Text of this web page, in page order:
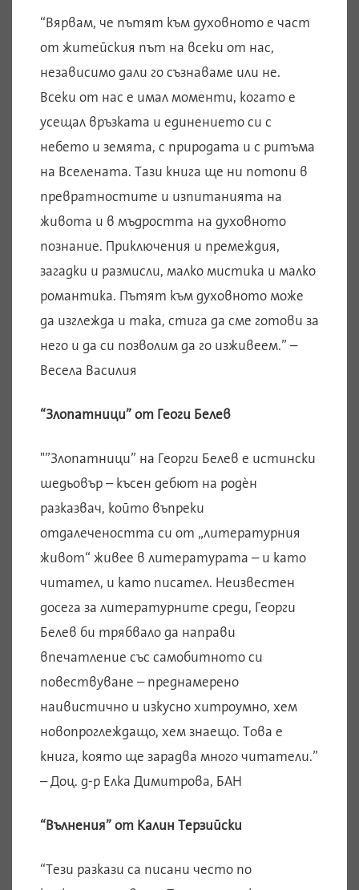
“Вярвам, че пътят към духовното е част
от житейския път на всеки от нас,
независимо дали го съзнаваме или не.
Всеки от нас е имал моменти, когато е
усещал връзката и единението си с
небето и земята, с природата и с ритъма
на Вселената. Тази книга ще ни потопи в
превратностите и изпитанията на
живота и в мъдростта на духовното
познание. Приключения и премеждия,
загадки и размисли, малко мистика и малко
романтика. Пътят към духовното може
да изглежда и така, стига да сме готови за
него и да си позволим да го изживеем.” –
Весела Василия
“Злопатници” от Геоги Белев
"”Злопатници” на Георги Белев е истински
шедьовър – късен дебют на родѐн
разказвач, който въпреки
отдалечеността си от „литературния
живот“ живее в литературата – и като
читател, и като писател. Неизвестен
досега за литературните среди, Георги
Белев би трябвало да направи
впечатление със самобитното си
повествуване – преднамерено
наивистично и изкусно хитроумно, хем
новопроглеждащо, хем знаещо. Това е
книга, която ще зарадва много читатели.”
– Доц. д-р Елка Димитрова, БАН
“Вълнения” от Калин Терзийски
“Тези разкази са писани често по